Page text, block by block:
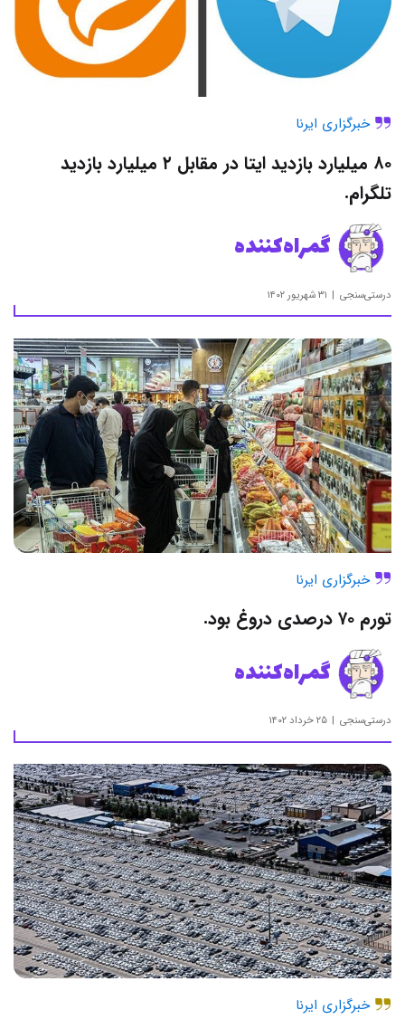
خبرگزاری ایرنا
۸۰ میلیارد بازدید ایتا در مقابل ۲ میلیارد بازدید
تلگرام.
گمراه‌کننده
درستی‌سنجی ۳۱ شهریور ۱۴۰۲
خبرگزاری ایرنا
تورم ۷۰ درصدی دروغ بود.
گمراه‌کننده
درستی‌سنجی ۲۵ خرداد ۱۴۰۲
خبرگزاری ایرنا